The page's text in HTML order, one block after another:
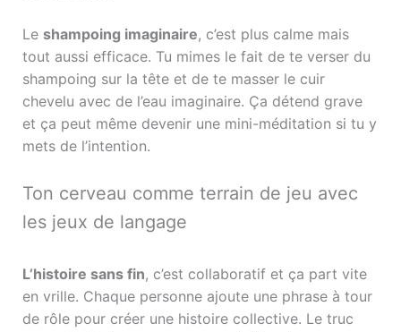
Le shampoing imaginaire, c’est plus calme mais
tout aussi efficace. Tu mimes le fait de te verser du
shampoing sur la tête et de te masser le cuir
chevelu avec de l’eau imaginaire. Ça détend grave
et ça peut même devenir une mini-méditation si tu y
mets de l’intention.
Ton cerveau comme terrain de jeu avec
les jeux de langage
L’histoire sans fin, c’est collaboratif et ça part vite
en vrille. Chaque personne ajoute une phrase à tour
de rôle pour créer une histoire collective. Le truc